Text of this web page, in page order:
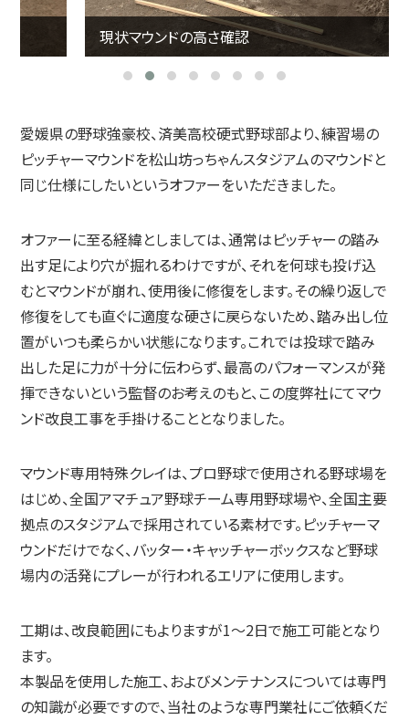
現状マウンドの高さ確認
愛媛県の野球強豪校、済美高校硬式野球部より、練習場の
ピッチャーマウンドを松山坊っちゃんスタジアムのマウンドと
同じ仕様にしたいというオファーをいただきました。
オファーに至る経緯としましては、通常はピッチャーの踏み
出す足により穴が掘れるわけですが、それを何球も投げ込
むとマウンドが崩れ、使用後に修復をします。その繰り返しで
修復をしても直ぐに適度な硬さに戻らないため、踏み出し位
置がいつも柔らかい状態になります。これでは投球で踏み
出した足に力が十分に伝わらず、最高のパフォーマンスが発
揮できないという監督のお考えのもと、この度弊社にてマウ
ンド改良工事を手掛けることとなりました。
マウンド専用特殊クレイは、プロ野球で使用される野球場を
はじめ、全国アマチュア野球チーム専用野球場や、全国主要
拠点のスタジアムで採用されている素材です。ピッチャーマ
ウンドだけでなく、バッター・キャッチャーボックスなど野球
場内の活発にプレーが行われるエリアに使用します。
工期は、改良範囲にもよりますが1〜2日で施工可能となり
ます。
本製品を使用した施工、およびメンテナンスについては専門
の知識が必要ですので、当社のような専門業社にご依頼くだ